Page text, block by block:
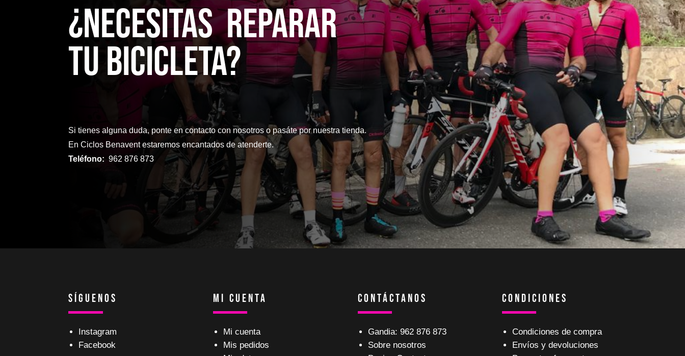
¿NecesitaS reparaR
TU bicicleta?
Si tienes alguna duda, ponte en contacto con nosotros o pasáte por nuestra tienda.
En Ciclos Benavent estaremos encantados de atenderte.
Teléfono: 962 876 873
Síguenos
Instagram
Facebook
Mi Cuenta
Mi cuenta
Mis pedidos
Contáctanos
Gandia: 962 876 873
Sobre nosotros
Condiciones
Condiciones de compra
Envíos y devoluciones